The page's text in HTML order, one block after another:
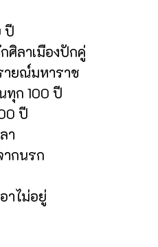
ปี
ศิลาเมืองปักคู่
ายณ์มหาราช
ทุก 100 ปี
ปี
า
กนรก
าไม่อยู่